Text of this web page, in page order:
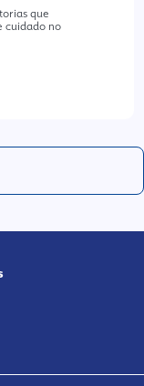
que
cuidado no